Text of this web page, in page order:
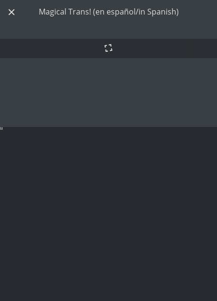
Magical Trans! (en español/in Spanish)